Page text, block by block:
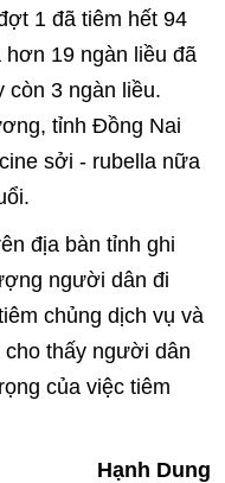
1 đã tiêm hết 94
hơn 19 ngàn liều đã
còn 3 ngàn liều.
tỉnh Đồng Nai
sởi - rubella nữa
địa bàn tỉnh ghi
người dân đi
chủng dịch vụ và
cho thấy người dân
của việc tiêm
Hạnh Dung